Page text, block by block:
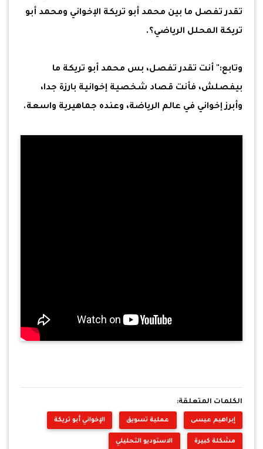
تقدر تفصل ما بين محمد أبو تريكة الإخواني ومحمد أبو
تريكة المحلل الرياضي؟.
وتابع:" أنت تقدر تفصل، بس محمد أبو تريكة ما
بيفصلش، فأنت قصاد شخصية إخوانية بارزة جدا،
وأبرز إخواني في عالم الرياضة، وعنده جماهيرية واسعة.
الكلمات المتعلقة:
إبراهيم عيسى عملية تسويق الإخواني أبو تريكة
مشكلة كبيرة الاستوديو التحليلي